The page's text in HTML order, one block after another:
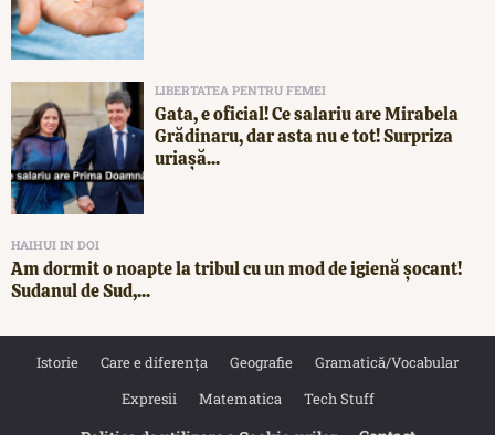
LIBERTATEA PENTRU FEMEI
Gata, e oficial! Ce salariu are Mirabela
Grădinaru, dar asta nu e tot! Surpriza
uriașă...
HAIHUI IN DOI
Am dormit o noapte la tribul cu un mod de igienă șocant!
Sudanul de Sud,...
Istorie Care e diferența Geografie
Gramatică/Vocabular
Expresii
Matematica Tech Stuff